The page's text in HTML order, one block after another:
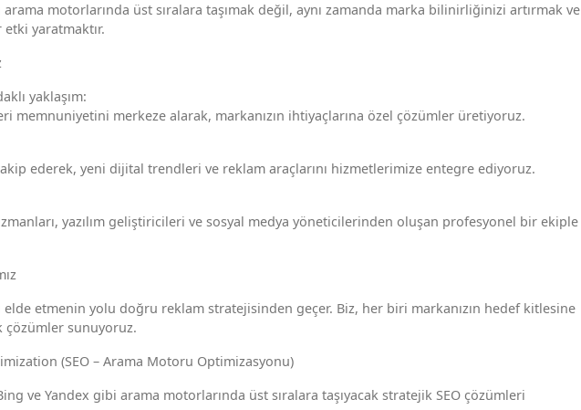
arama motorlarında üst sıralara taşımak değil, aynı zamanda marka bilinirliğinizi artırmak ve
etki yaratmaktır.
yaklaşım:
memnuniyetini merkeze alarak, markanızın ihtiyaçlarına özel çözümler üretiyoruz.
ederek, yeni dijital trendleri ve reklam araçlarını hizmetlerimize entegre ediyoruz.
yazılım geliştiricileri ve sosyal medya yöneticilerinden oluşan profesyonel bir ekiple
elde etmenin yolu doğru reklam stratejisinden geçer. Biz, her biri markanızın hedef kitlesine
çözümler sunuyoruz.
(SEO – Arama Motoru Optimizasyonu)
ve Yandex gibi arama motorlarında üst sıralara taşıyacak stratejik SEO çözümleri